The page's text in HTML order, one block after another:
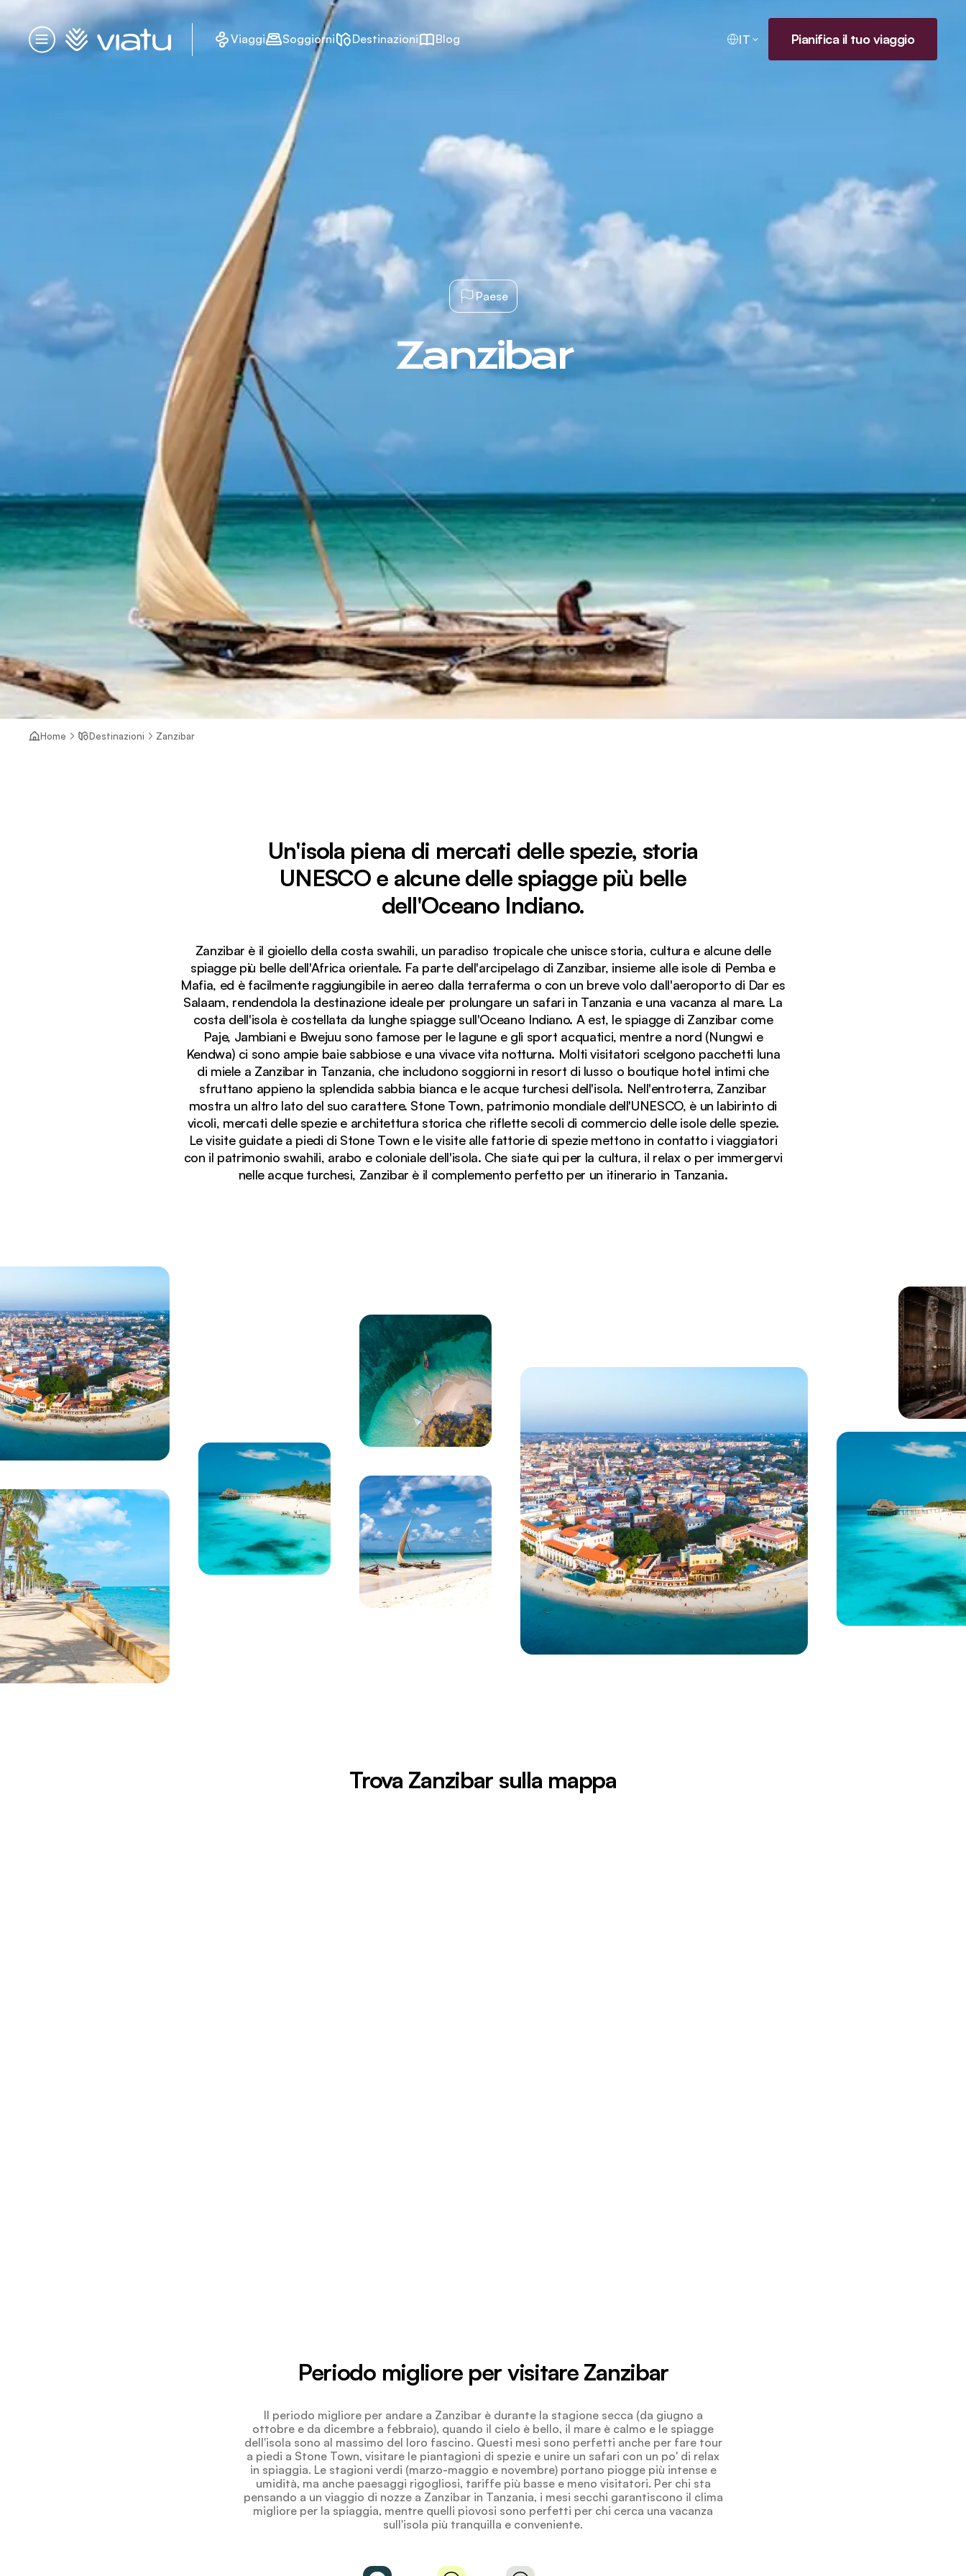
Menu
Homepage Viaggi Soggiorni Destinazioni Blog IT Pianifica il tuo viaggio
Tradizionali barche a vela in legno sulla spiaggia di sabbia bianca di Zanzibar, con le acque turchesi dell'Oceano Indiano e le palme.
Paese
Zanzibar
Home Destinazioni Zanzibar
Un'isola piena di mercati delle spezie, storia
UNESCO e alcune delle spiagge più belle
dell'Oceano Indiano.
Zanzibar è il gioiello della costa swahili, un paradiso tropicale che unisce storia, cultura e alcune delle
spiagge più belle dell'Africa orientale. Fa parte dell'arcipelago di Zanzibar, insieme alle isole di Pemba e
Mafia, ed è facilmente raggiungibile in aereo dalla terraferma o con un breve volo dall'aeroporto di Dar es
Salaam, rendendola la destinazione ideale per prolungare un safari in Tanzania e una vacanza al mare. La
costa dell'isola è costellata da lunghe spiagge sull'Oceano Indiano. A est, le spiagge di Zanzibar come
Paje, Jambiani e Bwejuu sono famose per le lagune e gli sport acquatici, mentre a nord (Nungwi e
Kendwa) ci sono ampie baie sabbiose e una vivace vita notturna. Molti visitatori scelgono pacchetti luna
di miele a Zanzibar in Tanzania, che includono soggiorni in resort di lusso o boutique hotel intimi che
sfruttano appieno la splendida sabbia bianca e le acque turchesi dell'isola. Nell'entroterra, Zanzibar
mostra un altro lato del suo carattere. Stone Town, patrimonio mondiale dell'UNESCO, è un labirinto di
vicoli, mercati delle spezie e architettura storica che riflette secoli di commercio delle isole delle spezie.
Le visite guidate a piedi di Stone Town e le visite alle fattorie di spezie mettono in contatto i viaggiatori
con il patrimonio swahili, arabo e coloniale dell'isola. Che siate qui per la cultura, il relax o per immergervi
nelle acque turchesi, Zanzibar è il complemento perfetto per un itinerario in Tanzania.
Trova Zanzibar sulla mappa
Periodo migliore per visitare Zanzibar
Il periodo migliore per andare a Zanzibar è durante la stagione secca (da giugno a
ottobre e da dicembre a febbraio), quando il cielo è bello, il mare è calmo e le spiagge
dell'isola sono al massimo del loro fascino. Questi mesi sono perfetti anche per fare tour
a piedi a Stone Town, visitare le piantagioni di spezie e unire un safari con un po' di relax
in spiaggia. Le stagioni verdi (marzo-maggio e novembre) portano piogge più intense e
umidità, ma anche paesaggi rigogliosi, tariffe più basse e meno visitatori. Per chi sta
pensando a un viaggio di nozze a Zanzibar in Tanzania, i mesi secchi garantiscono il clima
migliore per la spiaggia, mentre quelli piovosi sono perfetti per chi cerca una vacanza
sull'isola più tranquilla e conveniente.